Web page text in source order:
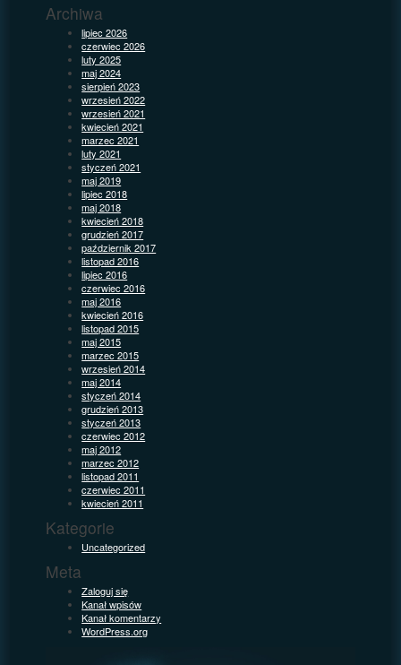
Archiwa
lipiec 2026
czerwiec 2026
luty 2025
maj 2024
sierpień 2023
wrzesień 2022
wrzesień 2021
kwiecień 2021
marzec 2021
luty 2021
styczeń 2021
maj 2019
lipiec 2018
maj 2018
kwiecień 2018
grudzień 2017
październik 2017
listopad 2016
lipiec 2016
czerwiec 2016
maj 2016
kwiecień 2016
listopad 2015
maj 2015
marzec 2015
wrzesień 2014
maj 2014
styczeń 2014
grudzień 2013
styczeń 2013
czerwiec 2012
maj 2012
marzec 2012
listopad 2011
czerwiec 2011
kwiecień 2011
Kategorie
Uncategorized
Meta
Zaloguj się
Kanał wpisów
Kanał komentarzy
WordPress.org